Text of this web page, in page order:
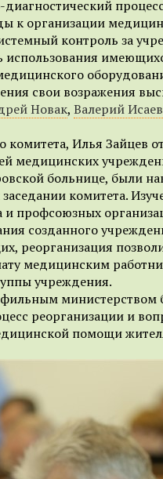
к организации
контроль за
использования
свои возражения
Новак, Валерий Исаев
комитета, Илья Зайцев
медицинских
больнице, были
комитета.
и профсоюзных
созданного
реорганизация
медицинским
учреждения.
министерством
реорганизации и
помощи